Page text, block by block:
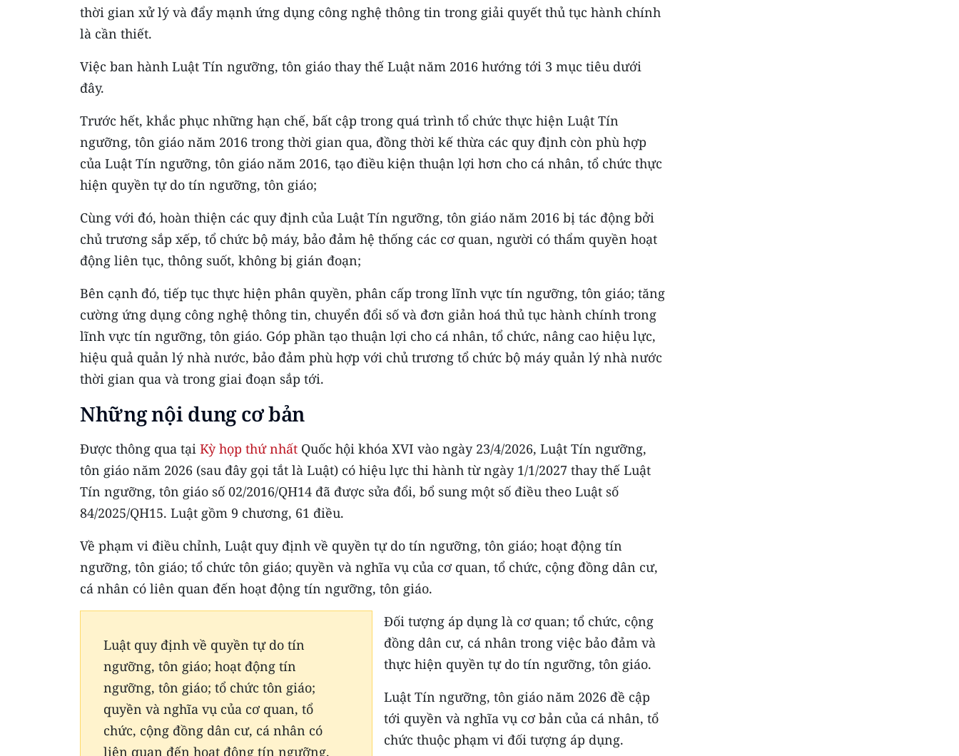
thời gian xử lý và đẩy mạnh ứng dụng công nghệ thông tin trong giải quyết thủ tục hành chính
là cần thiết.
Việc ban hành Luật Tín ngưỡng, tôn giáo thay thế Luật năm 2016 hướng tới 3 mục tiêu dưới
đây.
Trước hết, khắc phục những hạn chế, bất cập trong quá trình tổ chức thực hiện Luật Tín
ngưỡng, tôn giáo năm 2016 trong thời gian qua, đồng thời kế thừa các quy định còn phù hợp
của Luật Tín ngưỡng, tôn giáo năm 2016, tạo điều kiện thuận lợi hơn cho cá nhân, tổ chức thực
hiện quyền tự do tín ngưỡng, tôn giáo;
Cùng với đó, hoàn thiện các quy định của Luật Tín ngưỡng, tôn giáo năm 2016 bị tác động bởi
chủ trương sắp xếp, tổ chức bộ máy, bảo đảm hệ thống các cơ quan, người có thẩm quyền hoạt
động liên tục, thông suốt, không bị gián đoạn;
Bên cạnh đó, tiếp tục thực hiện phân quyền, phân cấp trong lĩnh vực tín ngưỡng, tôn giáo; tăng
cường ứng dụng công nghệ thông tin, chuyển đổi số và đơn giản hoá thủ tục hành chính trong
lĩnh vực tín ngưỡng, tôn giáo. Góp phần tạo thuận lợi cho cá nhân, tổ chức, nâng cao hiệu lực,
hiệu quả quản lý nhà nước, bảo đảm phù hợp với chủ trương tổ chức bộ máy quản lý nhà nước
thời gian qua và trong giai đoạn sắp tới.
Những nội dung cơ bản
Được thông qua tại Kỳ họp thứ nhất Quốc hội khóa XVI vào ngày 23/4/2026, Luật Tín ngưỡng,
tôn giáo năm 2026 (sau đây gọi tắt là Luật) có hiệu lực thi hành từ ngày 1/1/2027 thay thế Luật
Tín ngưỡng, tôn giáo số 02/2016/QH14 đã được sửa đổi, bổ sung một số điều theo Luật số
84/2025/QH15. Luật gồm 9 chương, 61 điều.
Về phạm vi điều chỉnh, Luật quy định về quyền tự do tín ngưỡng, tôn giáo; hoạt động tín
ngưỡng, tôn giáo; tổ chức tôn giáo; quyền và nghĩa vụ của cơ quan, tổ chức, cộng đồng dân cư,
cá nhân có liên quan đến hoạt động tín ngưỡng, tôn giáo.
Luật quy định về quyền tự do tín
ngưỡng, tôn giáo; hoạt động tín
ngưỡng, tôn giáo; tổ chức tôn giáo;
quyền và nghĩa vụ của cơ quan, tổ
chức, cộng đồng dân cư, cá nhân có
liên quan đến hoạt động tín ngưỡng,
Đối tượng áp dụng là cơ quan; tổ chức, cộng
đồng dân cư, cá nhân trong việc bảo đảm và
thực hiện quyền tự do tín ngưỡng, tôn giáo.
Luật Tín ngưỡng, tôn giáo năm 2026 đề cập
tới quyền và nghĩa vụ cơ bản của cá nhân, tổ
chức thuộc phạm vi đối tượng áp dụng.